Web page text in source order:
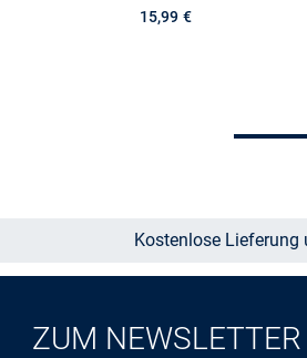
15,99 €
Größe
Kostenlose Lieferung
ZUM